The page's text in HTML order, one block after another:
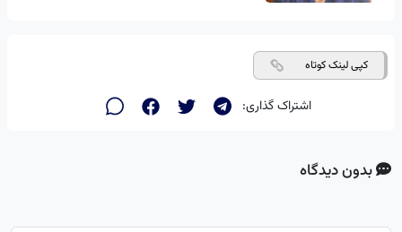
کپی لینک کوتاه
اشتراک گذاری:
بدون دیدگاه